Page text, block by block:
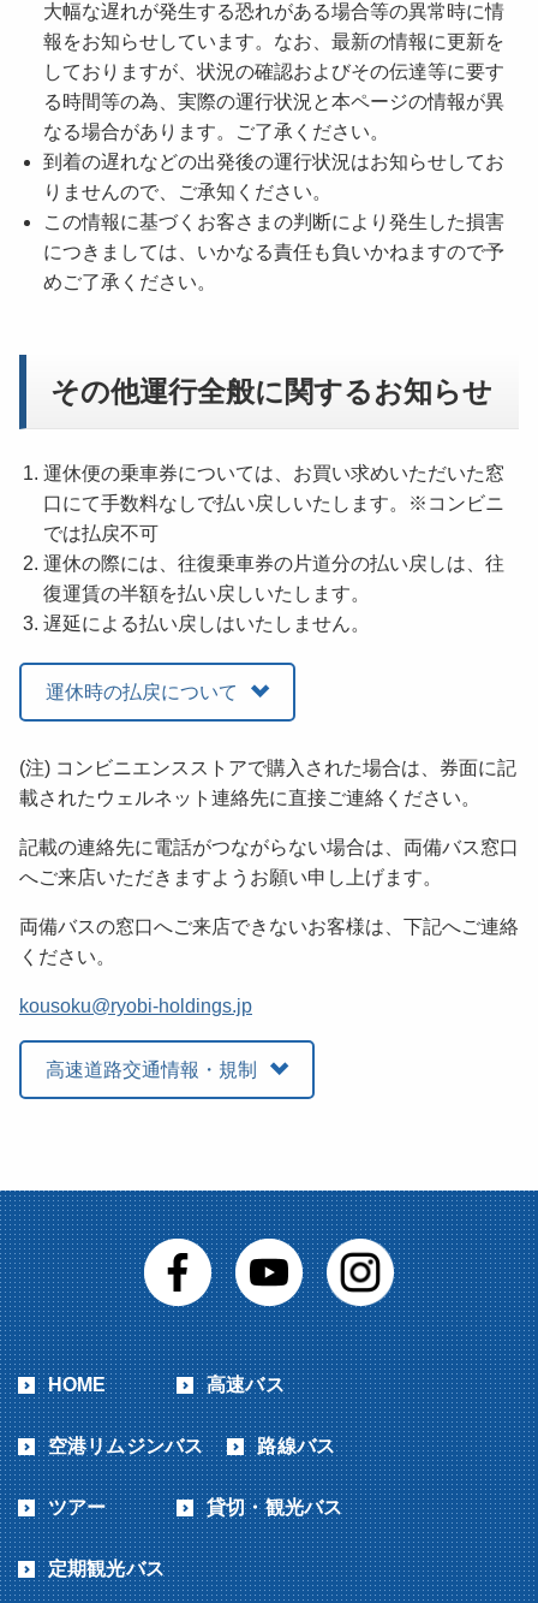
大幅な遅れが発生する恐れがある場合等の異常時に情
報をお知らせしています。なお、最新の情報に更新を
しておりますが、状況の確認およびその伝達等に要す
る時間等の為、実際の運行状況と本ページの情報が異
なる場合があります。ご了承ください。
到着の遅れなどの出発後の運行状況はお知らせしてお
りませんので、ご承知ください。
この情報に基づくお客さまの判断により発生した損害
につきましては、いかなる責任も負いかねますので予
めご了承ください。
その他運行全般に関するお知らせ
運休便の乗車券については、お買い求めいただいた窓
口にて手数料なしで払い戻しいたします。※コンビニ
では払戻不可
運休の際には、往復乗車券の片道分の払い戻しは、往
復運賃の半額を払い戻しいたします。
遅延による払い戻しはいたしません。
運休時の払戻について
(注) コンビニエンスストアで購入された場合は、券面に記
載されたウェルネット連絡先に直接ご連絡ください。
記載の連絡先に電話がつながらない場合は、両備バス窓口
へご来店いただきますようお願い申し上げます。
両備バスの窓口へご来店できないお客様は、下記へご連絡
ください。
kousoku@ryobi-holdings.jp
高速道路交通情報・規制
HOME 高速バス
空港リムジンバス 路線バス
ツアー 貸切・観光バス
定期観光バス